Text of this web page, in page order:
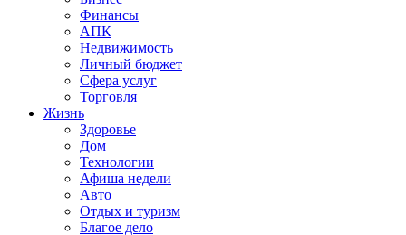
Финансы
АПК
Недвижимость
Личный бюджет
Сфера услуг
Торговля
Жизнь
Здоровье
Дом
Технологии
Афиша недели
Авто
Отдых и туризм
Благое дело